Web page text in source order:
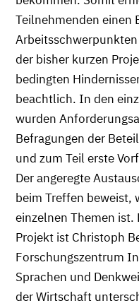
Teilnehmenden einen
der bisher kurzen
bedingten
beachtlich. In den
wurden
Befragungen der
und zum Teil erste
Der angeregte
beim Treffen beweist,
einzelnen Themen
Projekt ist Christoph
Forschungszentrum
Sprachen und
der Wirtschaft